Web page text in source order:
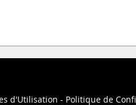
d'Utilisation Politique de